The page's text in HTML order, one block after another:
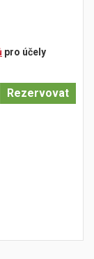
pro účely